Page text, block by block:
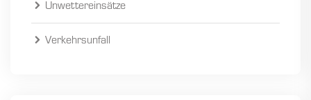
Unwettereinsätze
Verkehrsunfall